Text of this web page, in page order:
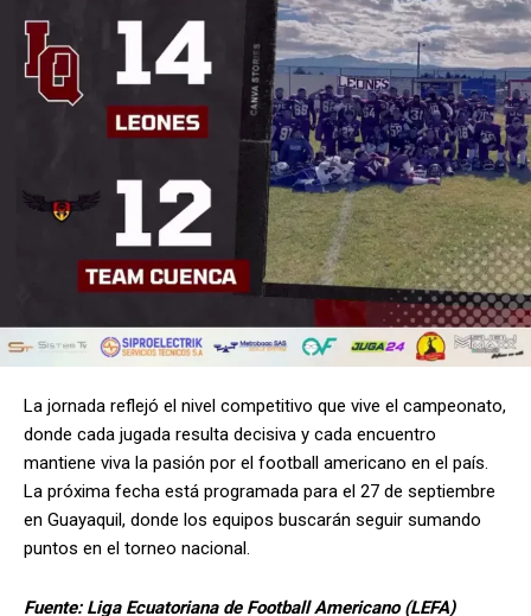
La jornada reflejó el nivel competitivo que vive el campeonato,
donde cada jugada resulta decisiva y cada encuentro
mantiene viva la pasión por el football americano en el país.
La próxima fecha está programada para el 27 de septiembre
en Guayaquil, donde los equipos buscarán seguir sumando
puntos en el torneo nacional.
Fuente: Liga Ecuatoriana de Football Americano (LEFA)